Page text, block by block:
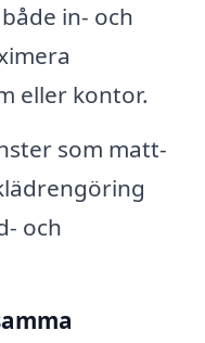
in- och
eller kontor.
som matt-
och